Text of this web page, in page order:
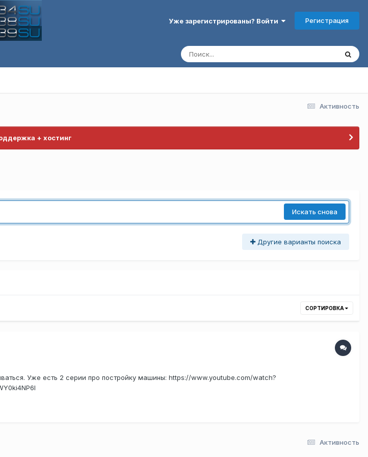
Уже зарегистрированы? Войти Регистрация
Активность
+ хостинг
Искать снова
Другие варианты поиска
СОРТИРОВКА
Уже есть 2 серии про постройку машины: https://www.youtube.com/watch?
Активность